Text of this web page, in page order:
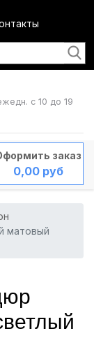
с 10 до 19
заказ
0,00 руб
матовый